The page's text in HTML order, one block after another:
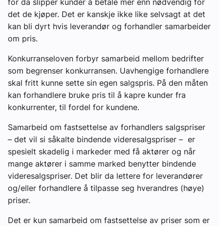
eBlad
for da slipper kunder å betale mer enn nødvendig for
det de kjøper. Det er kanskje ikke like selvsagt at det
kan bli dyrt hvis leverandør og forhandler samarbeider
om pris.
Konkurranseloven forbyr samarbeid mellom bedrifter
som begrenser konkurransen. Uavhengige forhandlere
skal fritt kunne sette sin egen salgspris. På den måten
kan forhandlere bruke pris til å kapre kunder fra
konkurrenter, til fordel for kundene.
Samarbeid om fastsettelse av forhandlers salgspriser
– det vil si såkalte bindende videresalgspriser – er
spesielt skadelig i markeder med få aktører og når
mange aktører i samme marked benytter bindende
videresalgspriser. Det blir da lettere for leverandører
og/eller forhandlere å tilpasse seg hverandres (høye)
priser.
Det er kun samarbeid om fastsettelse av priser som er